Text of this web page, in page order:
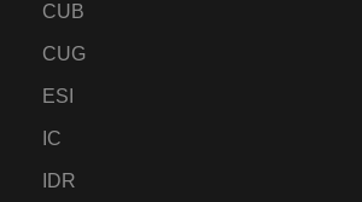
CUB
CUG
ESI
IC
IDR